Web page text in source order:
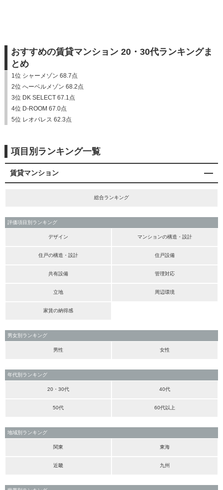
おすすめの賃貸マンション 20・30代ランキングま
とめ
1位 シャーメゾン 68.7点
2位 へーベルメゾン 68.2点
3位 DK SELECT 67.1点
4位 D-ROOM 67.0点
5位 レオパレス 62.3点
項目別ランキング一覧
賃貸マンション
総合ランキング
評価項目別ランキング
デザイン マンションの構造・設計
住戸の構造・設計 住戸設備
共有設備 管理対応
立地 周辺環境
家賃の納得感
男女別ランキング
男性 女性
年代別ランキング
20・30代 40代
50代 60代以上
地域別ランキング
関東 東海
近畿 九州